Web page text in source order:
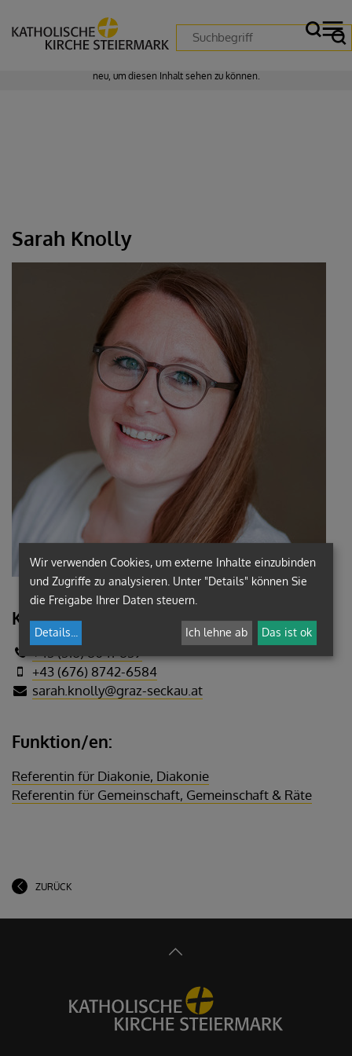
Zustimmung erforderlich!
neu, um diesen Inhalt sehen zu können.
Sarah Knolly
Kontakt:
+43 (316) 8041-839
+43 (676) 8742-6584
sarah.knolly@graz-seckau.at
Funktion/en:
Referentin für Diakonie, Diakonie
Referentin für Gemeinschaft, Gemeinschaft & Räte
ZURÜCK
Wir verwenden Cookies, um externe Inhalte einzubinden
und Zugriffe zu analysieren. Unter "Details" können Sie
die Freigabe Ihrer Daten steuern.
Details Ich lehne ab Das ist ok